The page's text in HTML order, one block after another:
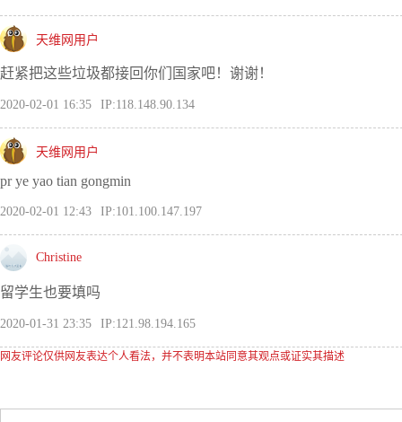
天维网用户
赶紧把这些垃圾都接回你们国家吧！谢谢！
2020-02-01 16:35 IP:118.148.90.134
天维网用户
pr ye yao tian gongmin
2020-02-01 12:43 IP:101.100.147.197
Christine
留学生也要填吗
2020-01-31 23:35 IP:121.98.194.165
网友评论仅供网友表达个人看法，并不表明本站同意其观点或证实其描述